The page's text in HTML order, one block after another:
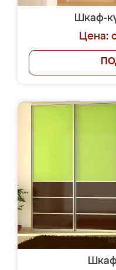
Шкаф-
Цена: